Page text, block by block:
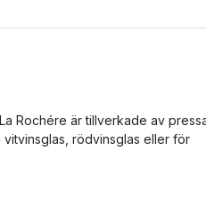
Rochére är tillverkade av
rödvinsglas eller för